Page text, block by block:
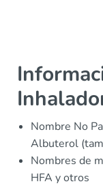
Nombre No
Albuterol
Nombres de
HFA y otros